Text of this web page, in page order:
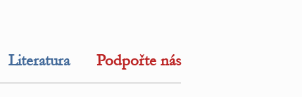
Literatura Podpořte nás